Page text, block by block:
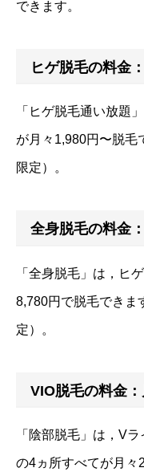
できます。
ヒゲ脱毛の料金
「ヒゲ脱毛通い放題
が月々1,980円〜脱毛
限定）。
全身脱毛の料金
「全身脱毛」は，ヒ
8,780円で脱毛できま
定）。
VIO脱毛の料金
「陰部脱毛」は，V
の4ヵ所すべてが月々